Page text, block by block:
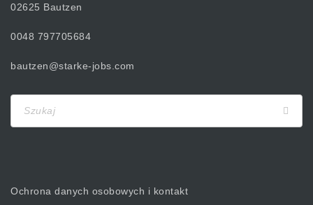
02625 Bautzen
0048 797705684
bautzen@starke-jobs.com
Ochrona danych osobowych i kontakt